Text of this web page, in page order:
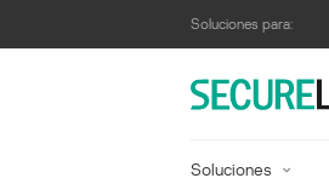
Soluciones para:
Soluciones